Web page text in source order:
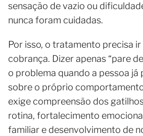
sensação de vazio ou
nunca foram cuidadas.
Por isso, o tratamento precisa ir
cobrança. Dizer apenas “pare
o problema quando a pessoa
sobre o próprio
exige compreensão dos
rotina, fortalecimento
familiar e desenvolvimento de